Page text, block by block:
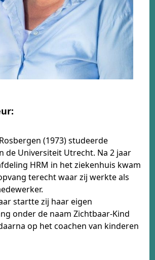
(1973) studeerde
de Universiteit Utrecht. Na 2 jaar
HRM in het ziekenhuis kwam
terecht waar zij werkte als
startte zij haar eigen
onder de naam Zichtbaar-Kind
op het coachen van kinderen